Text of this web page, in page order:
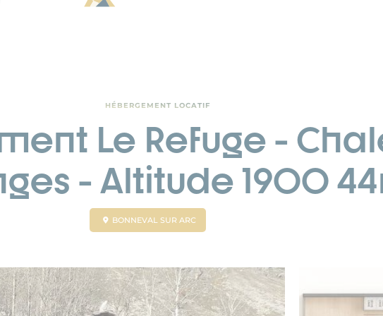
HÉBERGEMENT LOCATIF
Le Refuge -
- Altitude 1900
BONNEVAL SUR ARC